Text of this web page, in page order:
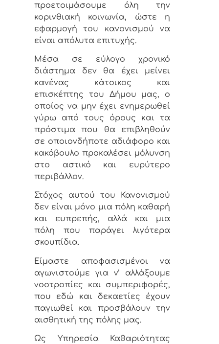
προετοιμάσουμε όλη την
κορινθιακή κοινωνία, ώστε η
εφαρμογή του κανονισμού να
είναι απόλυτα επιτυχής.
Μέσα σε εύλογο χρονικό
διάστημα δεν θα έχει μείνει
κανένας κάτοικος και
επισκέπτης του Δήμου μας, ο
οποίος να μην έχει ενημερωθεί
γύρω από τους όρους και τα
πρόστιμα που θα επιβληθούν
σε οποιονδήποτε αδιάφορο και
κακόβουλο προκαλέσει μόλυνση
στο αστικό και ευρύτερο
περιβάλλον.
Στόχος αυτού του Κανονισμού
δεν είναι μόνο μια πόλη καθαρή
και ευπρεπής, αλλά και μια
πόλη που παράγει λιγότερα
σκουπίδια.
Είμαστε αποφασισμένοι να
αγωνιστούμε για ν’ αλλάξουμε
νοοτροπίες και συμπεριφορές,
που εδώ και δεκαετίες έχουν
παγιωθεί και προσβάλουν την
αισθητική της πόλης μας.
Ως Υπηρεσία Καθαριότητας